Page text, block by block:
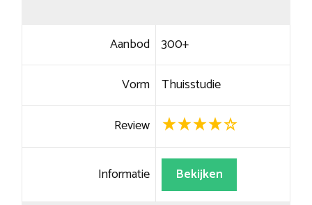
Aanbod 300+
Vorm Thuisstudie
Review
Informatie Bekijken